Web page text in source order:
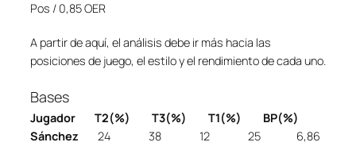
Pos / 0,85 OER
A partir de aquí, el análisis debe ir más hacia las
posiciones de juego, el estilo y el rendimiento de cada uno.
Bases
Jugador T2(%) T3(%) T1(%) BP(%)
Sánchez 24 38 12 25 6,86